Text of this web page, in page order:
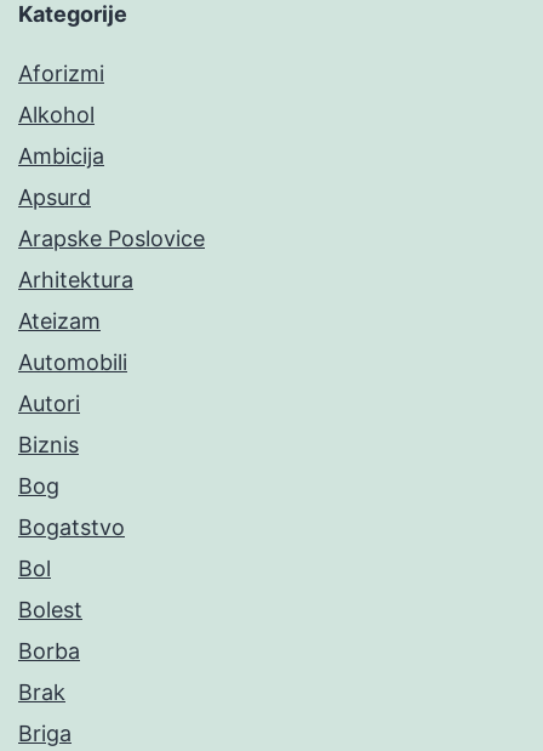
Kategorije
Aforizmi
Alkohol
Ambicija
Apsurd
Arapske Poslovice
Arhitektura
Ateizam
Automobili
Autori
Biznis
Bog
Bogatstvo
Bol
Bolest
Borba
Brak
Briga